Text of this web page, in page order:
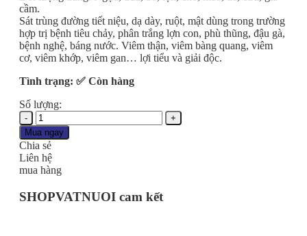
cầm.
Sát trùng đường tiết niệu, dạ dày, ruột, mật dùng trong trường
hợp trị bệnh tiêu chảy, phân trắng lợn con, phù thũng, đậu gà,
bệnh nghệ, báng nước. Viêm thận, viêm bàng quang, viêm
cơ, viêm khớp, viêm gan… lợi tiểu và giải độc.
Tình trạng: ✅ Còn hàng
Số lượng:
Thuốc
Tiêm
Sát
Trùng
Đường
Tiêu
Hóa
Lợi
Mua ngay
Chia sẻ
Liên hệ
mua hàng
SHOPVATNUOI cam kết